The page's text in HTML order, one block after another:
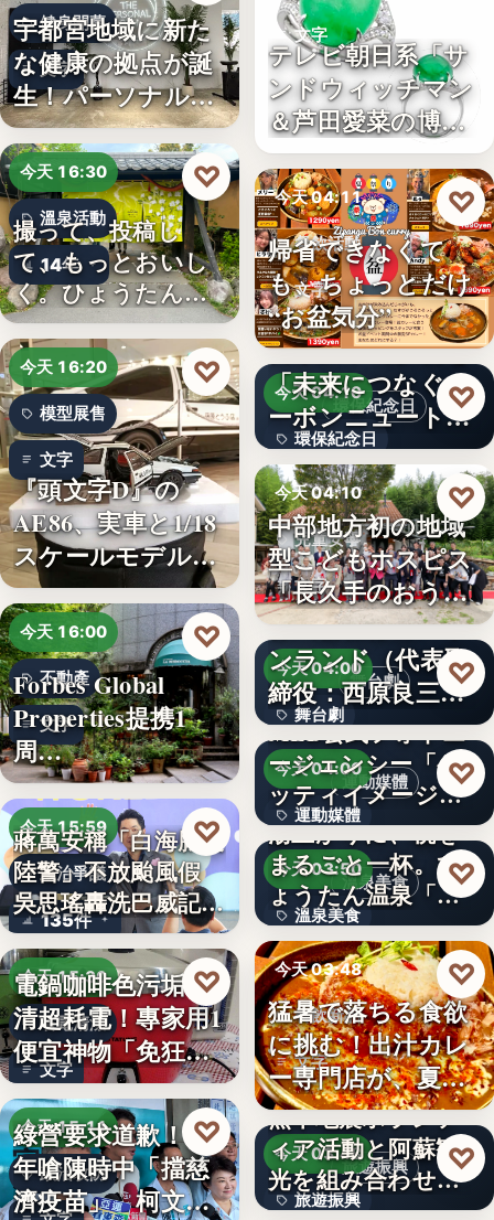
健身開幕
文字
宇都宮地域に新た
な健康の拠点が誕
生！パーソナルジ
ム「…
今天 16:30
溫泉活動
14年
撮って、投稿し
て、もっとおいし
く。ひょうたん温
泉、お盆の…
♡
今天 16:20
模型展售
文字
『頭文字D』の
AE86、実車と1/18
スケールモデルが
「…
♡
今天 16:00
不動產
文字
Forbes Global
Properties提携1
周…
♡
今天 15:59
政治爭議
135件
蔣萬安稱「白海豚沒
陸警」不放颱風假
吳思瑤轟洗巴威記憶
：…
♡
今天 15:30
省電清潔
文字
電鍋咖啡色污垢不
清超耗電！專家用1
便宜神物「免狂刷
就乾淨…
♡
今天 15:11
政治攻防
綠營要求道歉！當
年嗆陳時中「擋慈
濟疫苗」 柯文哲
♡
文字
テレビ朝日系「サ
ンドウィッチマン
＆芦田愛菜の博士
ちゃん」…
今天 04:11
餐飲活動
文字
帰省できなくて
も、ちょっとだけ
“お盆気分”
♡
環保紀念日
今天 04:10
環保紀念日
文字
日本JC、9月3日を
「未来につなぐカ
ーボンニュートラ
ルの…
♡
今天 04:10
兒童安寧
文字
中部地方初の地域
型こどもホスピス
「長久手のおう
ち」が愛知…
♡
舞台劇
今天 04:00
舞台劇
文字
株式会社青山メイ
ンランド（代表取
締役：西原良三）
特別協賛…
♡
運動媒體
今天 04:00
運動媒體
2,430
MLB公式フォトエ
ージェンシー「ゲ
ッティイメージ
ズ」五十…
♡
溫泉美食
今天 03:50
溫泉美食
14年
湯上がりに、桃を
まるごと一杯。ひ
ょうたん温泉「飲
泉堂」、…
♡
今天 03:48
餐飲新品
文字
猛暑で落ちる食欲
に挑む！出汁カレ
ー専門店が、夏限
定「無限…
♡
旅遊振興
今天 03:48
旅遊振興
熊本地震ボランテ
ィア活動と阿蘇観
光を組み合わせた
「ボラン…
♡